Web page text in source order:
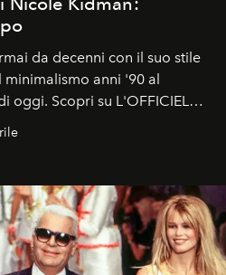
da decenni con il suo stile
anni '90 al
oggi. Scopri su L'OFFICIEL